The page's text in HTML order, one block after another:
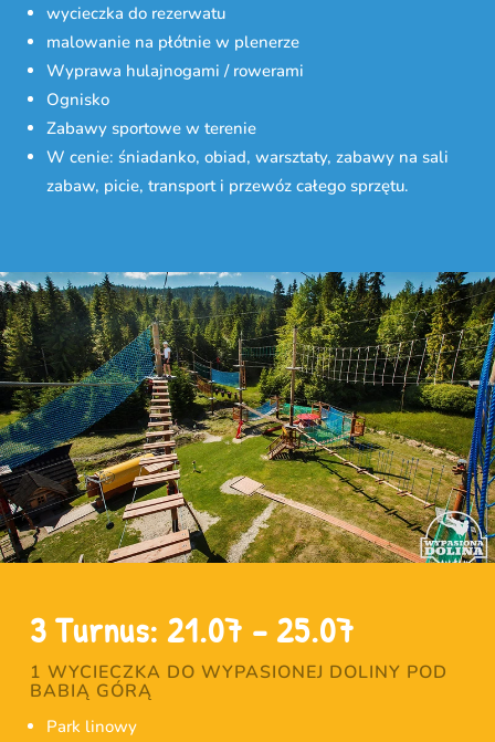
wycieczka do rezerwatu
malowanie na płótnie w plenerze
Wyprawa hulajnogami / rowerami
Ognisko
Zabawy sportowe w terenie
W cenie: śniadanko, obiad, warsztaty, zabawy na sali
zabaw, picie, transport i przewóz całego sprzętu.
3 Turnus: 21.07 – 25.07
1 WYCIECZKA DO WYPASIONEJ DOLINY POD
BABIĄ GÓRĄ
Park linowy